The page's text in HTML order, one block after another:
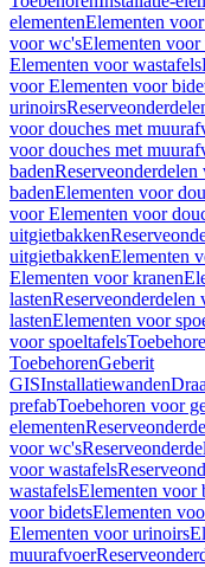
elementenElementen
voor wc'sElementen voor
Elementen voor wastafels
voor Elementen voor
urinoirs
voor douches met
voor douches met
baden
badenElementen voor
voor Elementen voor
uitgietbakken
uitgietbakkenElementen
Elementen voor kranen
lastenReserveonderdelen
lastenElementen voor
voor spoeltafels
ToebehorenGeberit
GISInstallatiewanden
prefabToebehoren voor
elementen
voor wc's
voor wastafels
wastafelsElementen voor
voor bidetsElementen
Elementen voor urinoirs
muurafvoer